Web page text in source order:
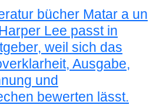
bücher Matar a un
Lee passt in
weil sich das
Ausgabe,
und
bewerten lässt.